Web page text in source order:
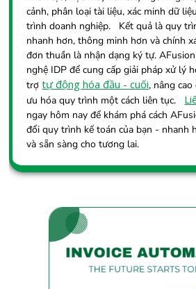
cảnh, phân loại tài liệu, xác minh dữ
trình doanh nghiệp.
Kết quả là quy
nhanh hơn, thông minh hơn và chính
đơn thuần là nhận dạng ký tự.
nghệ IDP để cung cấp giải pháp xử lý
trợtự động hóa đầu - cuối, nâng
ưu hóa quy trình một cách liên tục.
ngay hôm nay để khám phá cách
đổi quy trình kế toán của bạn - nhanh
và sẵn sàng cho tương lai.